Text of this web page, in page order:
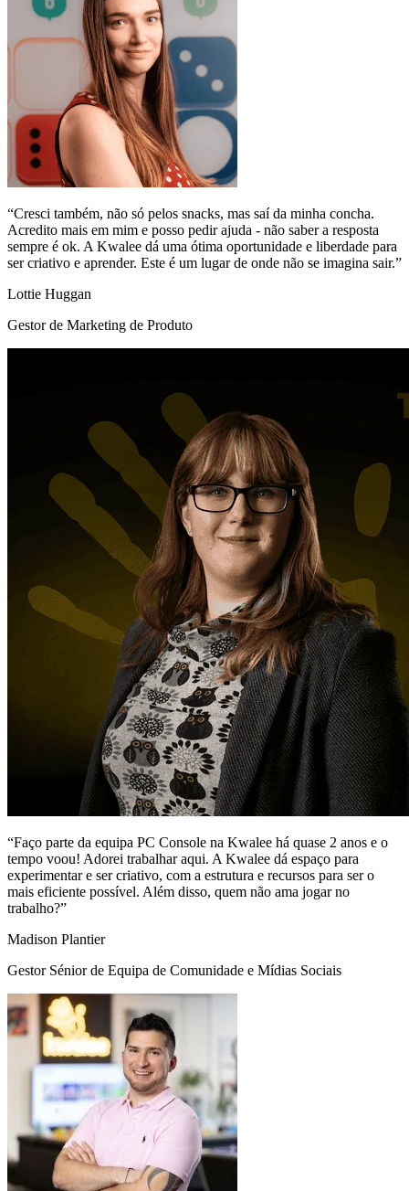
“Cresci também, não só pelos snacks, mas saí da minha concha.
Acredito mais em mim e posso pedir ajuda - não saber a resposta
sempre é ok. A Kwalee dá uma ótima oportunidade e liberdade para
ser criativo e aprender. Este é um lugar de onde não se imagina sair.”
Lottie Huggan
Gestor de Marketing de Produto
“Faço parte da equipa PC Console na Kwalee há quase 2 anos e o
tempo voou! Adorei trabalhar aqui. A Kwalee dá espaço para
experimentar e ser criativo, com a estrutura e recursos para ser o
mais eficiente possível. Além disso, quem não ama jogar no
trabalho?”
Madison Plantier
Gestor Sénior de Equipa de Comunidade e Mídias Sociais